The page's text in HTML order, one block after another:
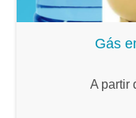
Gás
A partir